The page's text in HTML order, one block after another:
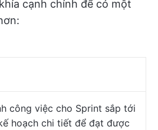
cạnh chính để có một
công việc cho Sprint sắp tới
hoạch chi tiết để đạt được